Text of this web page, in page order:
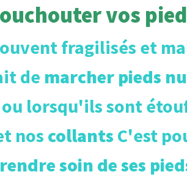
vos
fragilisés et
de marcher pieds
lorsqu'ils sont
nos collants C'est
soin de ses